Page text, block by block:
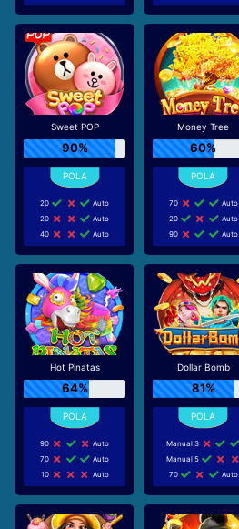
Sweet POP
90%
20
Auto
20
Auto
40
Auto
Money Tree
60%
70
Auto
20
Auto
90
Auto
Hot Pinatas
64%
90
Auto
70
Auto
10
Auto
Dollar Bomb
81%
Manual 3
Manual 5
70
Auto